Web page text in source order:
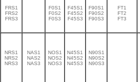
FRS1
FRS2
FRS3
F0S1
F0S2
F0S3
F45S1
F45S2
F45S3
F90S1
F90S2
F90S3
FT1
FT2
FT3
NRS1
NRS2
NRS3
NAS1
NAS2
NAS3
NOS1
NOS2
NOS3
N45S1
N45S2
N45S3
N90S1
N90S2
N90S3